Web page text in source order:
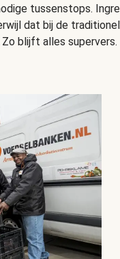
tussenstops.
dat bij de
blijft alles supervers.